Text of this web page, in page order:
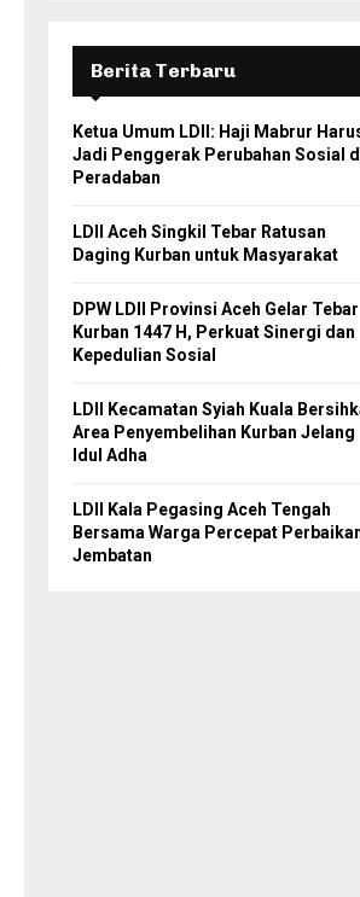
Berita Terbaru
Ketua Umum LDII: Haji Mabrur
Jadi Penggerak Perubahan Sosial
Peradaban
LDII Aceh Singkil Tebar Ratusan
Daging Kurban untuk Masyarakat
DPW LDII Provinsi Aceh Gelar Tebar
Kurban 1447 H, Perkuat Sinergi dan
Kepedulian Sosial
LDII Kecamatan Syiah Kuala
Area Penyembelihan Kurban Jelang
Idul Adha
LDII Kala Pegasing Aceh Tengah
Bersama Warga Percepat
Jembatan